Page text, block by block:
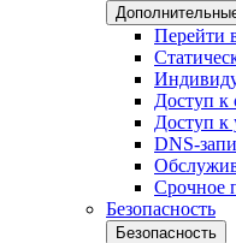
Перейти
Доступ
Доступ
DNS-
Срочное
Безопасность
Безопасность